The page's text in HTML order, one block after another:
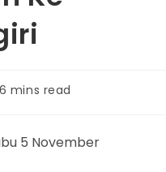
6 mins read